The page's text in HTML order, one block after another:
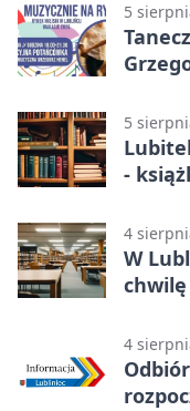
5
5
-
4
W
chwilę
4